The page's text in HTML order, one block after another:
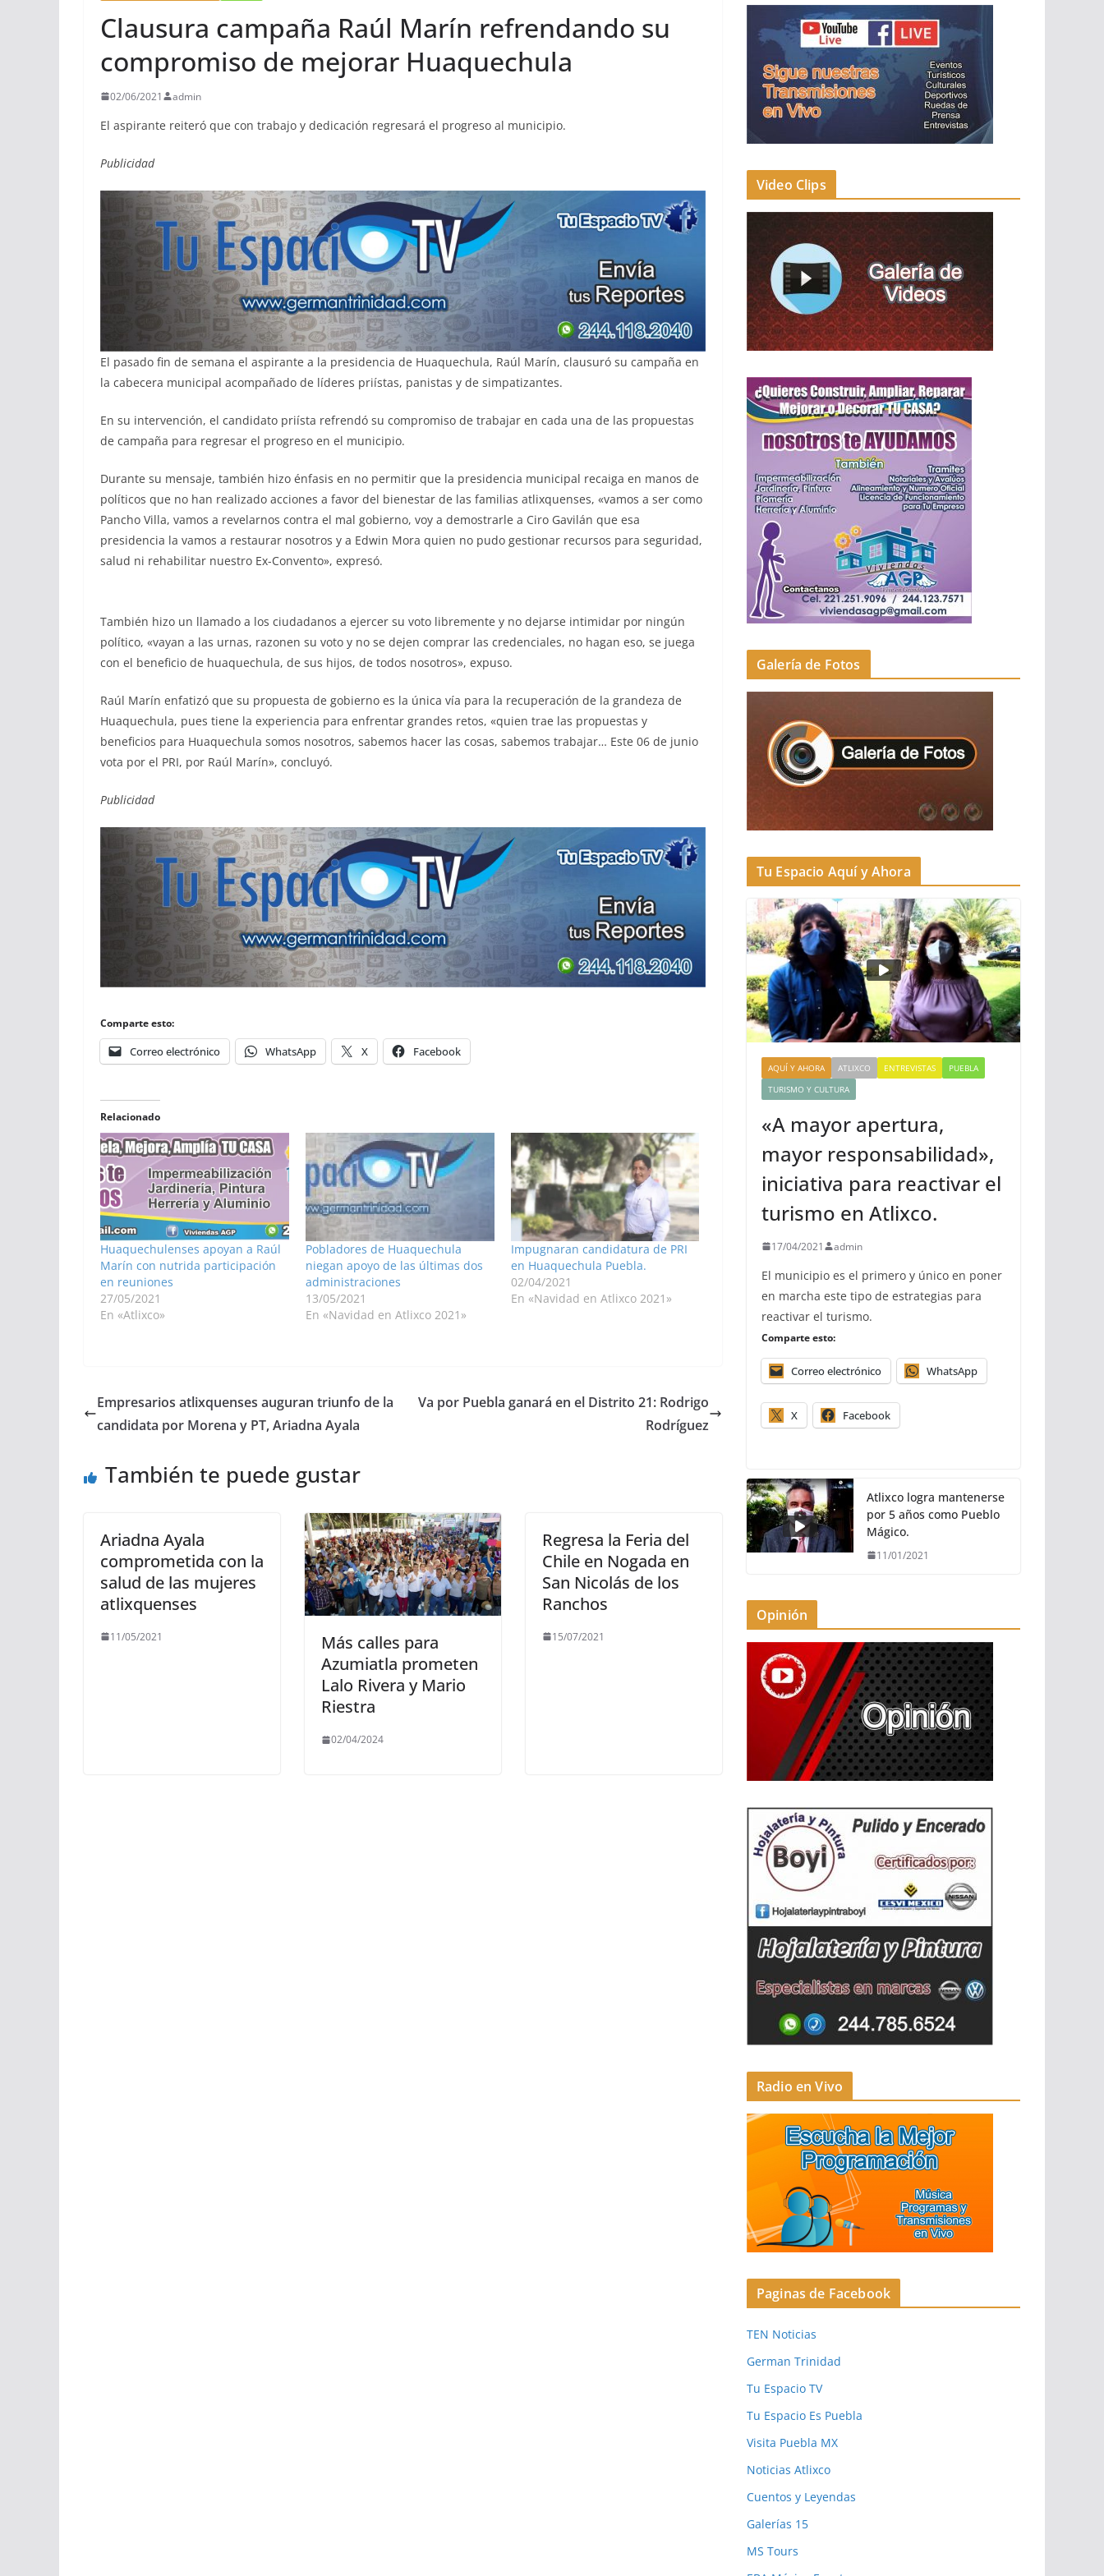
Clausura campaña Raúl Marín refrendando su
compromiso de mejorar Huaquechula
02/06/2021 admin
El aspirante reiteró que con trabajo y dedicación regresará el progreso al municipio.
Publicidad
El pasado fin de semana el aspirante a la presidencia de Huaquechula, Raúl Marín, clausuró su campaña en
la cabecera municipal acompañado de líderes priístas, panistas y de simpatizantes.
En su intervención, el candidato priísta refrendó su compromiso de trabajar en cada una de las propuestas
de campaña para regresar el progreso en el municipio.
Durante su mensaje, también hizo énfasis en no permitir que la presidencia municipal recaiga en manos de
políticos que no han realizado acciones a favor del bienestar de las familias atlixquenses, «vamos a ser como
Pancho Villa, vamos a revelarnos contra el mal gobierno, voy a demostrarle a Ciro Gavilán que esa
presidencia la vamos a restaurar nosotros y a Edwin Mora quien no pudo gestionar recursos para seguridad,
salud ni rehabilitar nuestro Ex-Convento», expresó.
También hizo un llamado a los ciudadanos a ejercer su voto libremente y no dejarse intimidar por ningún
político, «vayan a las urnas, razonen su voto y no se dejen comprar las credenciales, no hagan eso, se juega
con el beneficio de huaquechula, de sus hijos, de todos nosotros», expuso.
Raúl Marín enfatizó que su propuesta de gobierno es la única vía para la recuperación de la grandeza de
Huaquechula, pues tiene la experiencia para enfrentar grandes retos, «quien trae las propuestas y
beneficios para Huaquechula somos nosotros, sabemos hacer las cosas, sabemos trabajar… Este 06 de junio
vota por el PRI, por Raúl Marín», concluyó.
Publicidad
Comparte esto:
Correo electrónico WhatsApp X Facebook
Relacionado
Huaquechulenses apoyan a Raúl
Marín con nutrida participación
en reuniones
27/05/2021
En «Atlixco»
Pobladores de Huaquechula
niegan apoyo de las últimas dos
administraciones
13/05/2021
En «Navidad en Atlixco 2021»
Impugnaran candidatura de PRI
en Huaquechula Puebla.
02/04/2021
En «Navidad en Atlixco 2021»
Empresarios atlixquenses auguran triunfo de la
candidata por Morena y PT, Ariadna Ayala
Va por Puebla ganará en el Distrito 21: Rodrigo
Rodríguez
También te puede gustar
Ariadna Ayala
comprometida con la
salud de las mujeres
atlixquenses
11/05/2021
Más calles para
Azumiatla prometen
Lalo Rivera y Mario
Riestra
02/04/2024
Regresa la Feria del
Chile en Nogada en
San Nicolás de los
Ranchos
15/07/2021
Video Clips
Galería de Fotos
Tu Espacio Aquí y Ahora
AQUÍ Y AHORA ATLIXCO ENTREVISTAS
PUEBLA
TURISMO Y CULTURA
«A mayor apertura,
mayor responsabilidad»,
iniciativa para reactivar el
turismo en Atlixco.
17/04/2021 admin
El municipio es el primero y único en poner
en marcha este tipo de estrategias para
reactivar el turismo.
Comparte esto:
Correo electrónico WhatsApp
X Facebook
Atlixco logra mantenerse
por 5 años como Pueblo
Mágico.
11/01/2021
Opinión
Radio en Vivo
Paginas de Facebook
TEN Noticias
German Trinidad
Tu Espacio TV
Tu Espacio Es Puebla
Visita Puebla MX
Noticias Atlixco
Cuentos y Leyendas
Galerías 15
MS Tours